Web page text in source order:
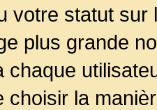
votre statut
plus grande
chaque
choisir la